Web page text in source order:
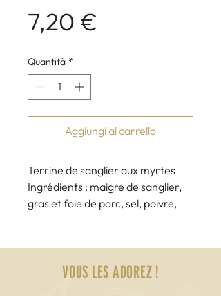
7,20 €
Quantità *
Aggiungi al carrello
Terrine de sanglier aux myrtes
Ingrédients : maigre de sanglier,
gras et foie de porc, sel, poivre,
Jean-Claude Pasquali, 20160
VOUS LES ADOREZ !